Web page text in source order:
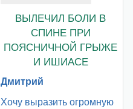
ВЫЛЕЧИЛ БОЛИ В
СПИНЕ ПРИ
ПОЯСНИЧНОЙ ГРЫЖЕ
И ИШИАСЕ
Дмитрий
Хочу выразить огромную